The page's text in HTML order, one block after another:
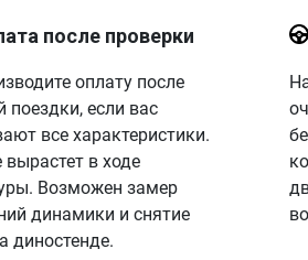
после проверки
оплату после
поездки, если вас
все характеристики.
вырастет в ходе
Возможен замер
динамики и снятие
диностенде.